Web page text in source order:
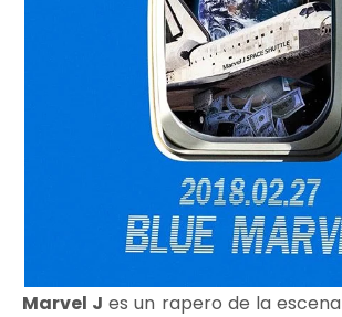
Marvel J es un rapero de la escena